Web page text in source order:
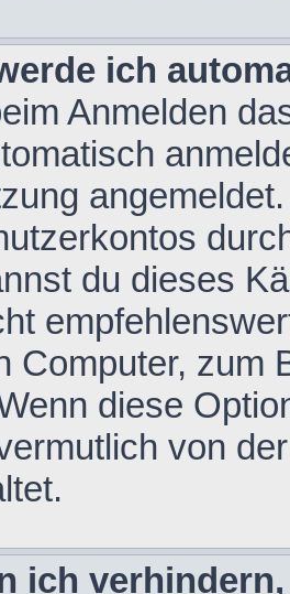
ich
Anmelden
du dieses
Computer, zum
diese
von
ich